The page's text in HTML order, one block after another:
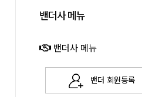
밴더사 메뉴
밴더사 메뉴
밴더 회원등록